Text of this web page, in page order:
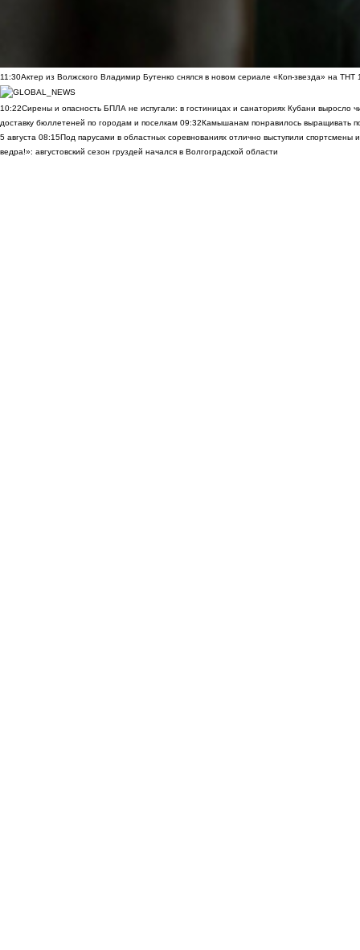
11:30Актер из Волжского Владимир Бутенко снялся в новом сериале «Коп-звезда» на ТНТ
10:22Сирены и опасность БПЛА не испугали: в гостиницах и санаториях Кубани выросло
доставку бюллетеней по городам и поселкам 09:32Камышанам понравилось выращивать
5 августа 08:15Под парусами в областных соревнованиях отлично выступили спортсмены
ведра!»: августовский сезон груздей начался в Волгоградской области